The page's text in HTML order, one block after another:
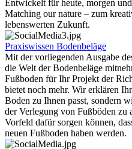
Entwickelt für heute, morgen
Matching our nature – zum
lebenswerten Zukunft.
Praxiswissen Bodenbeläge
Mit der vorliegenden Ausgabe
die Welt der Bodenbeläge
Fußboden für Ihr Projekt der
bietet noch mehr. Wir erklären
Boden zu Ihnen passt, sondern
der Verlegung von Fußböden zu
Vorfeld dafür sorgen können,
neuen Fußboden haben werden.